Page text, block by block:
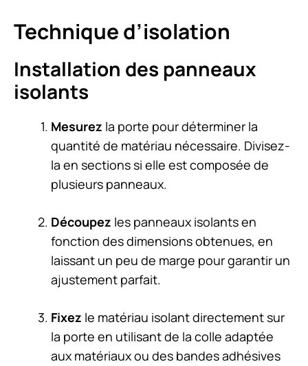
Technique d’isolation
Installation des panneaux
isolants
Mesurez la porte pour déterminer la
quantité de matériau nécessaire. Divisez-
la en sections si elle est composée de
plusieurs panneaux.
Découpez les panneaux isolants en
fonction des dimensions obtenues, en
laissant un peu de marge pour garantir un
ajustement parfait.
Fixez le matériau isolant directement sur
la porte en utilisant de la colle adaptée
aux matériaux ou des bandes adhésives